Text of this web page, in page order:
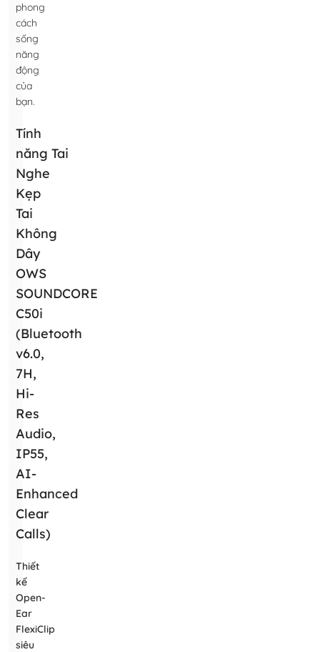
phong
cách
sống
năng
động
của
bạn.
Tính
năng Tai
Nghe
Kẹp
Tai
Không
Dây
OWS
SOUNDCORE
C50i
(Bluetooth
v6.0,
7H,
Hi-
Res
Audio,
IP55,
AI-
Enhanced
Clear
Calls)
Thiết
kế
Open-
Ear
FlexiClip
siêu